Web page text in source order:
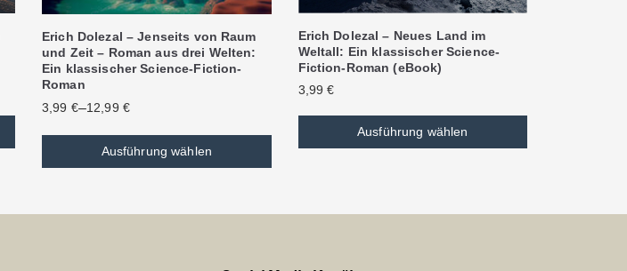
Erich Dolezal – Jenseits von Raum
und Zeit – Roman aus drei Welten:
Ein klassischer Science-Fiction-
Roman
3,99 €–12,99 €
Ausführung wählen
Erich Dolezal – Neues Land im
Weltall: Ein klassischer Science-
Fiction-Roman (eBook)
3,99€
Ausführung wählen